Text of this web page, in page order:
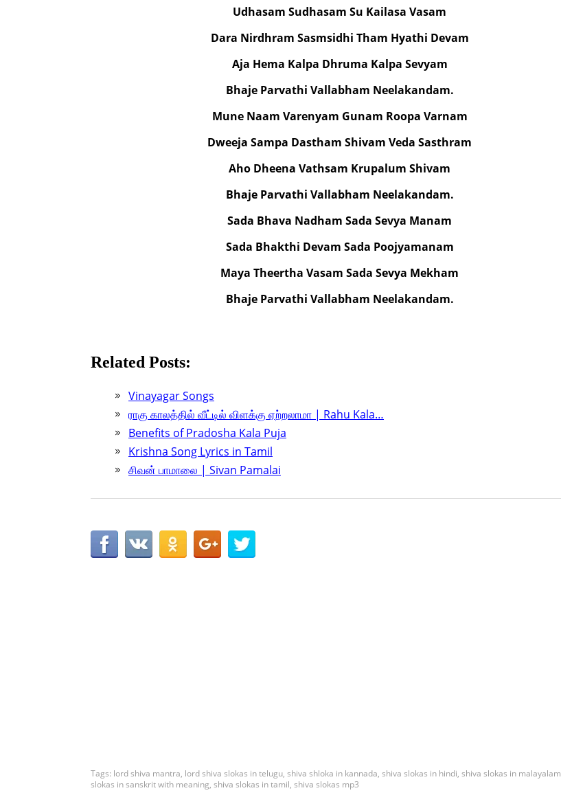
Udhasam Sudhasam Su Kailasa Vasam
Dara Nirdhram Sasmsidhi Tham Hyathi Devam
Aja Hema Kalpa Dhruma Kalpa Sevyam
Bhaje Parvathi Vallabham Neelakandam.
Mune Naam Varenyam Gunam Roopa Varnam
Dweeja Sampa Dastham Shivam Veda Sasthram
Aho Dheena Vathsam Krupalum Shivam
Bhaje Parvathi Vallabham Neelakandam.
Sada Bhava Nadham Sada Sevya Manam
Sada Bhakthi Devam Sada Poojyamanam
Maya Theertha Vasam Sada Sevya Mekham
Bhaje Parvathi Vallabham Neelakandam.
Related Posts:
Vinayagar Songs
ராகு காலத்தில் வீட்டில் விளக்கு ஏற்றலாமா | Rahu Kala…
Benefits of Pradosha Kala Puja
Krishna Song Lyrics in Tamil
சிவன் பாமாலை | Sivan Pamalai
Tags: lord shiva mantra, lord shiva slokas in telugu, shiva shloka in kannada, shiva slokas in hindi, shiva slokas in malayalam
slokas in sanskrit with meaning, shiva slokas in tamil, shiva slokas mp3